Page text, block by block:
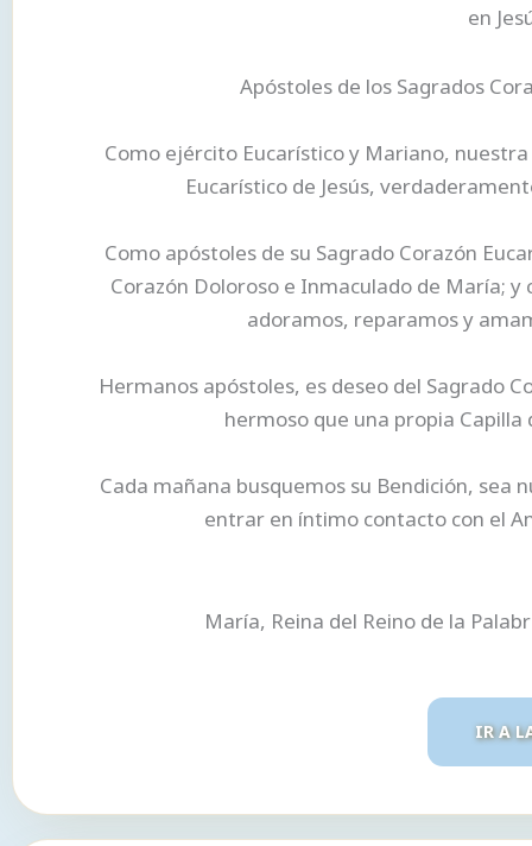
en
Apóstoles de los Sagrados
Como ejército Eucarístico y Mariano,
Eucarístico de Jesús,
Como apóstoles de su Sagrado Corazón
Corazón Doloroso e Inmaculado de María;
adoramos, reparamos y
Hermanos apóstoles, es deseo del Sagrado
hermoso que una propia Capilla
Cada mañana busquemos su Bendición, sea
entrar en íntimo contacto con el
María, Reina del Reino de la
IR A